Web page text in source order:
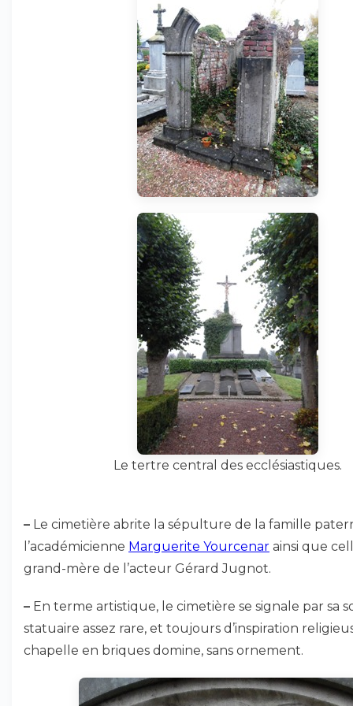
Le tertre central des ecclésiastiques.
– Le cimetière abrite la sépulture de la famille
l’académicienne Marguerite Yourcenar ainsi que
grand-mère de l’acteur Gérard Jugnot.
– En terme artistique, le cimetière se signale par sa
statuaire assez rare, et toujours d’inspiration
chapelle en briques domine, sans ornement.